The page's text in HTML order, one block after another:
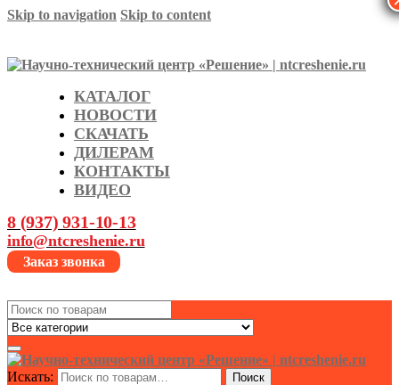
Skip to navigation Skip to content
КАТАЛОГ
НОВОСТИ
СКАЧАТЬ
ДИЛЕРАМ
КОНТАКТЫ
ВИДЕО
8 (937) 931-10-13
info@ntcreshenie.ru
Заказ звонка
Search
for:
Искать: Поиск